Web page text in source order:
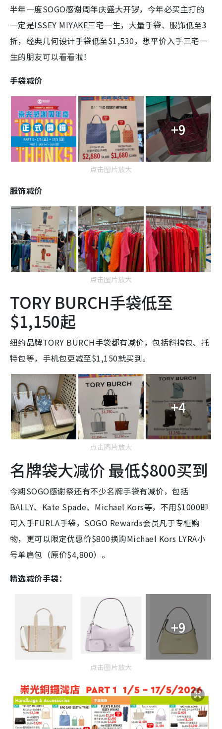
半年一度SOGO感谢周年庆盛大开锣，今年必买主打的
一定是ISSEY MIYAKE三宅一生，大量手袋、服饰低至3
折，经典几何设计手袋低至$1,530，想平价入手三宅一
生的朋友可以看看啦！
手袋减价
+9
点击图片放大
服饰减价
点击图片放大
TORY BURCH手袋低至
$1,150起
纽约品牌TORY BURCH手袋都有减价，包括斜挎包、托
特包等，手机包更减至$1,150就买到。
+4
点击图片放大
名牌袋大减价 最低$800买到
今期SOGO感谢祭还有不少名牌手袋有减价，包括
BALLY、Kate Spade、Michael Kors等，不用$1000即
可入手FURLA手袋，SOGO Rewards会员凡于专柜购
物，更可以限定优惠价$800换购Michael Kors LYRA小
号单肩包（原价$4,800）。
精选减价手袋：
+9
点击图片放大